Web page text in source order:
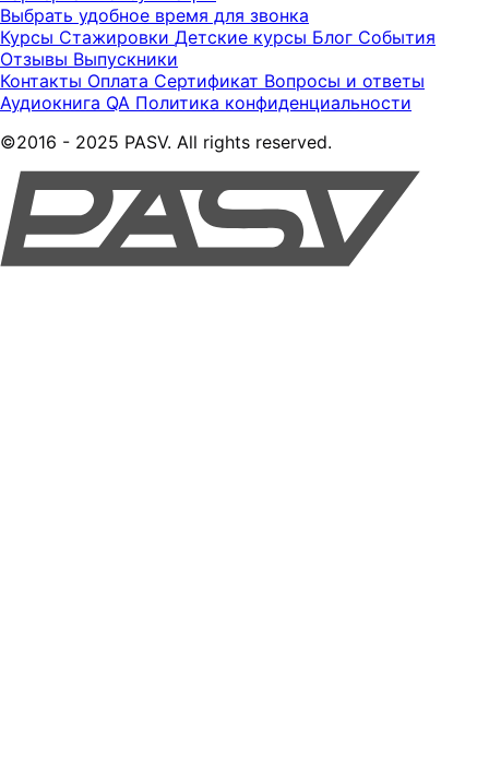
Выбрать удобное время для звонка
Курсы Стажировки Детские курсы Блог События
Отзывы Выпускники
Контакты Оплата Сертификат Вопросы и ответы
Аудиокнига QA Политика конфиденциальности
©2016 - 2025 PASV. All rights reserved.